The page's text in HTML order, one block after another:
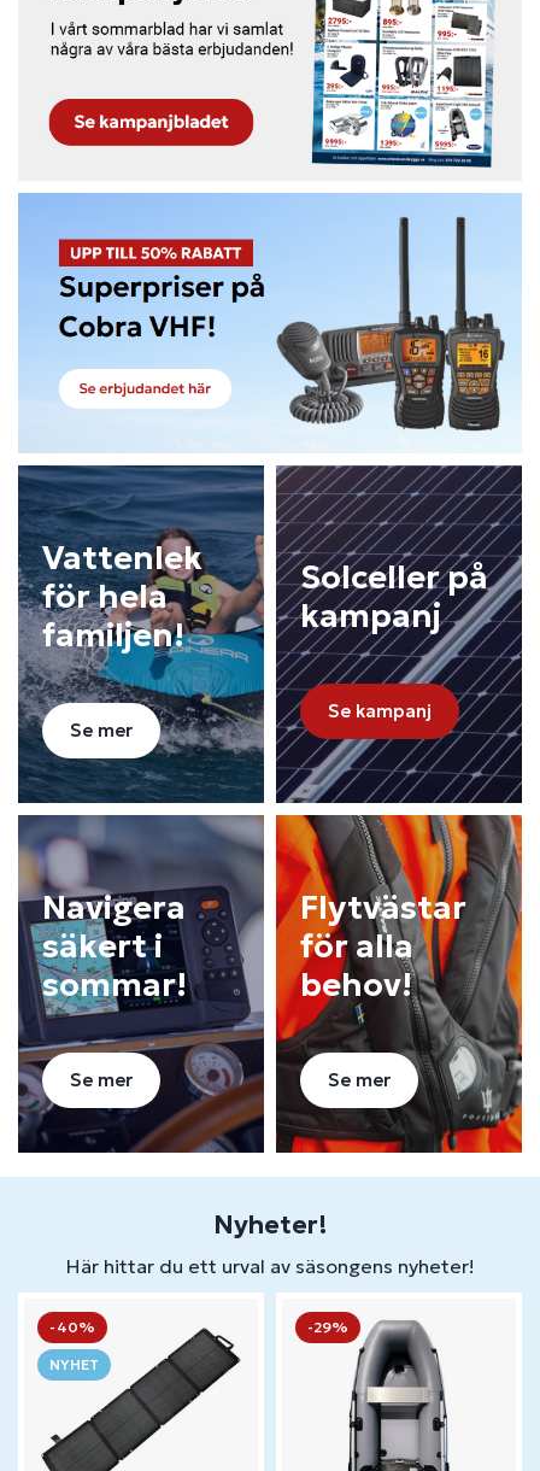
Vattenlek
för hela
familjen!
Se mer
Solceller på
kampanj
Se kampanj
Navigera
säkert i
sommar!
Se mer
Flytvästar
för alla
behov!
Se mer
Nyheter!
Här hittar du ett urval av säsongens nyheter!
-40%
NYHET
-29%